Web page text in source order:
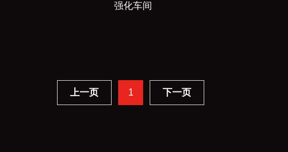
强化车间
上一页 1 下一页